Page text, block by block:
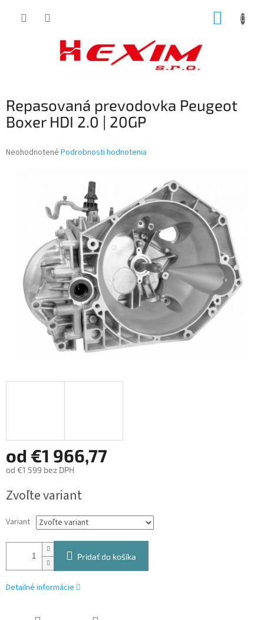
Repasovaná prevodovka Peugeot
Boxer HDI 2.0 | 20GP
Priemerné
Neohodnotené Podrobnosti hodnotenia
od €1 966,77
od €1 599 bez DPH
cena:
Zvoľte variant
Variant
Pridať do košíka
Detailné informácie